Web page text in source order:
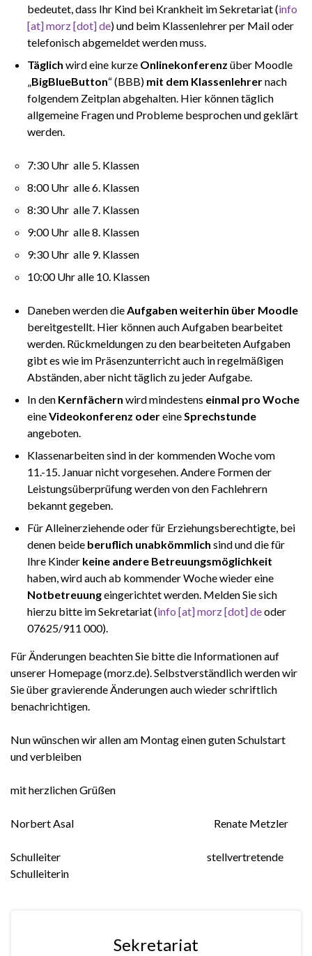
bedeutet, dass Ihr Kind bei Krankheit im Sekretariat (info
[at] morz [dot] de) und beim Klassenlehrer per Mail oder
telefonisch abgemeldet werden muss.
Täglich wird eine kurze Onlinekonferenz über Moodle
„BigBlueButton“ (BBB) mit dem Klassenlehrernach
folgendem Zeitplan abgehalten. Hier können täglich
allgemeine Fragen und Probleme besprochen und geklärt
werden.
7:30 Uhr alle 5. Klassen
8:00 Uhr alle 6. Klassen
8:30 Uhr alle 7. Klassen
9:00 Uhr alle 8. Klassen
9:30 Uhr alle 9. Klassen
10:00 Uhr alle 10. Klassen
Daneben werden dieAufgaben weiterhin über Moodle
bereitgestellt. Hier können auch Aufgaben bearbeitet
werden. Rückmeldungen zu den bearbeiteten Aufgaben
gibt es wie im Präsenzunterricht auch in regelmäßigen
Abständen, aber nicht täglich zu jeder Aufgabe.
In den Kernfächern wird mindestens einmal pro Woche
eineVideokonferenz odereineSprechstunde
angeboten.
Klassenarbeiten sind in der kommenden Woche vom
11.-15. Januar nicht vorgesehen. Andere Formen der
Leistungsüberprüfung werden von den Fachlehrern
bekannt gegeben.
Für Alleinerziehende oder für Erziehungsberechtigte, bei
denen beide beruflich unabkömmlich sind und die für
Ihre Kinder keine andere Betreuungsmöglichkeit
haben, wird auch ab kommender Woche wieder eine
Notbetreuungeingerichtet werden. Melden Sie sich
hierzu bitte im Sekretariat (info [at] morz [dot] deoder
07625/911 000).
Für Änderungen beachten Sie bitte die Informationen auf
unserer Homepage (morz.de). Selbstverständlich werden wir
Sie über gravierende Änderungen auch wieder schriftlich
benachrichtigen.
Nun wünschen wir allen am Montag einen guten Schulstart
und verbleiben
mit herzlichen Grüßen
Norbert Asal Renate Metzler
Schulleiter stellvertretende
Schulleiterin
Sekretariat